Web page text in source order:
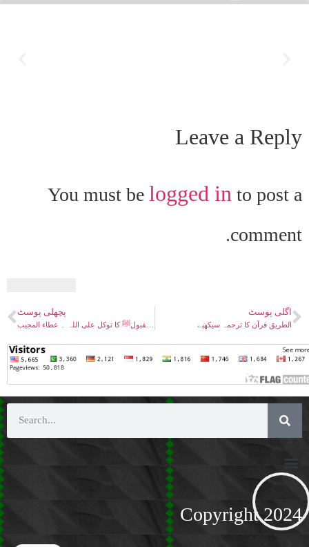
Leave a Reply
You must be logged in to post a
comment.
پچھلی پوسٹ اگلی پوسٹ
الطریق قرآن کا ترجمہ سیکھیے
Copyright 2024